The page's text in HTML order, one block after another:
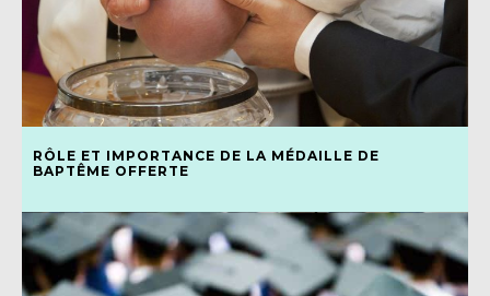
RÔLE ET IMPORTANCE DE LA MÉDAILLE DE
BAPTÊME OFFERTE